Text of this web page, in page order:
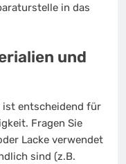
in das
und
ist entscheidend für
Fragen Sie
Lacke verwendet
sind (z.B.